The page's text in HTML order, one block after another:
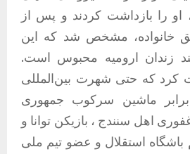
را بازداشت کردند و پس از
خانواده، مشخص شد که این
زندان ارومیه محبوس است.
کرد که حتی شهرت بین‌المللی
برابر ماشین سرکوب جمهوری
اهل سنندج ، بازیکن توانا و
باشگاه استقلال و عضو تیم ملی